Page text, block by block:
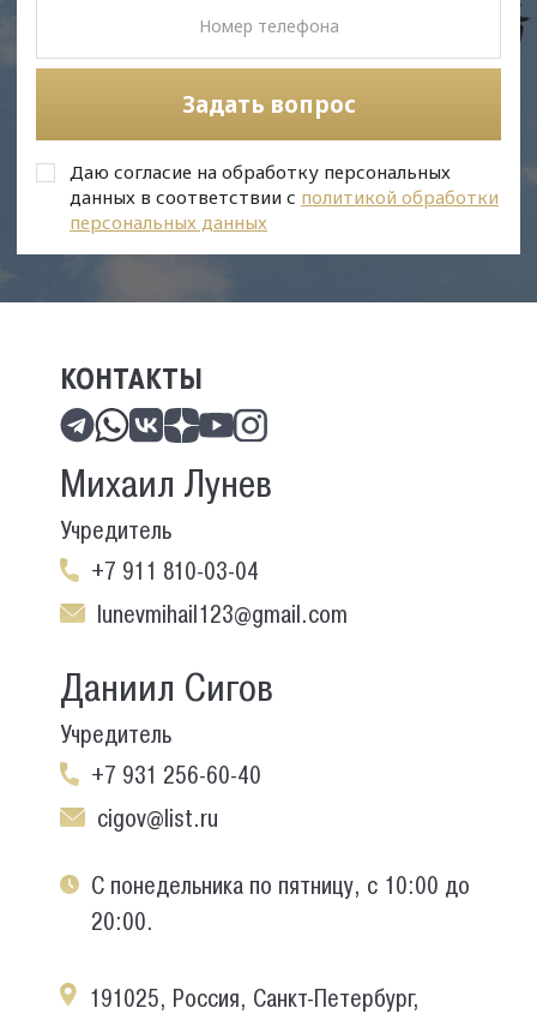
Задать вопрос
Даю согласие на обработку персональных
данных в соответствии с политикой обработки
персональных данных
КОНТАКТЫ
Михаил Лунев
Учредитель
+7 911 810-03-04
lunevmihail123@gmail.com
Даниил Сигов
Учредитель
+7 931 256-60-40
cigov@list.ru
С понедельника по пятницу, с 10:00 до
20:00.
191025, Россия, Санкт-Петербург,